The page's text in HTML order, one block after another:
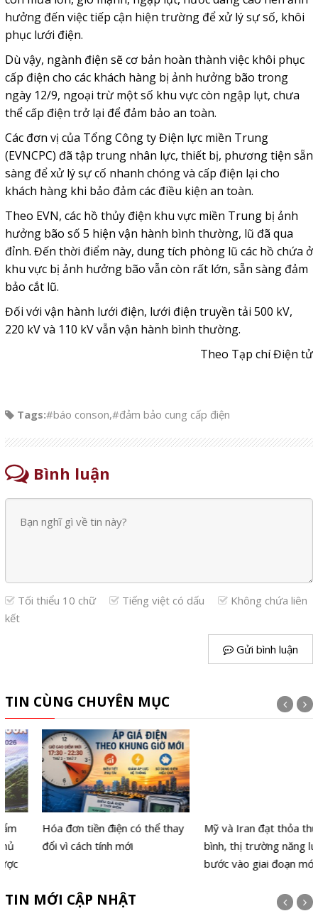
hưởng đến việc tiếp cận hiện trường để xử lý sự số, khôi
phục lưới điện.
Dù vậy, ngành điện sẽ cơ bản hoàn thành việc khôi phục
cấp điện cho các khách hàng bị ảnh hưởng bão trong
ngày 12/9, ngoại trừ một số khu vực còn ngập lụt, chưa
thể cấp điện trở lại để đảm bảo an toàn.
Các đơn vị của Tổng Công ty Điện lực miền Trung
(EVNCPC) đã tập trung nhân lực, thiết bị, phương tiện sẵn
sàng để xử lý sự cố nhanh chóng và cấp điện lại cho
khách hàng khi bảo đảm các điều kiện an toàn.
Theo EVN, các hồ thủy điện khu vực miền Trung bị ảnh
hưởng bão số 5 hiện vận hành bình thường, lũ đã qua
đỉnh. Đến thời điểm này, dung tích phòng lũ các hồ chứa ở
khu vực bị ảnh hưởng bão vẫn còn rất lớn, sẵn sàng đảm
bảo cắt lũ.
Đối với vận hành lưới điện, lưới điện truyền tải 500 kV,
220 kV và 110 kV vẫn vận hành bình thường.
Theo Tạp chí Điện tử
Tags:#báo conson,#đảm bảo cung cấp điện
Bình luận
Tối thiểu 10 chữ Tiếng việt có dấu
Không chứa liên
kết
Gửi bình luận
TIN CÙNG CHUYÊN MỤC
Hóa đơn tiền điện có thể thay
đổi vì cách tính mới
Mỹ và Iran đạt thỏa thuận hòa
bình, thị trường năng lượng
bước vào giai đoạn mới
TIN MỚI CẬP NHẬT